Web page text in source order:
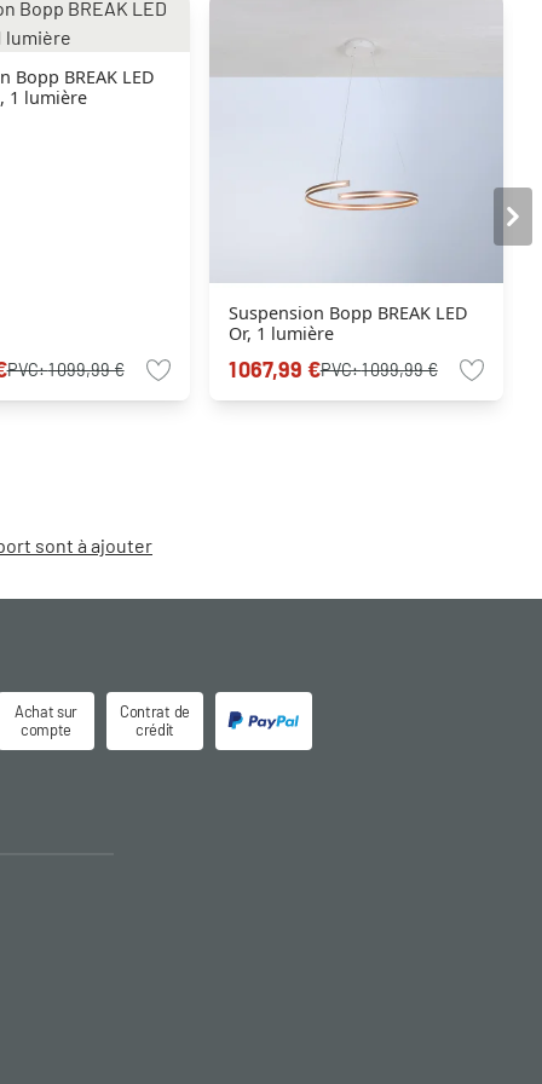
Bopp BREAK LED
1 lumière
PVC:1 099,99 €
Suspension Bopp BREAK LED
Or, 1 lumière
1 067,99 €PVC:1 099,99 €
sont à ajouter
Achat sur
compte
Contrat de
crédit